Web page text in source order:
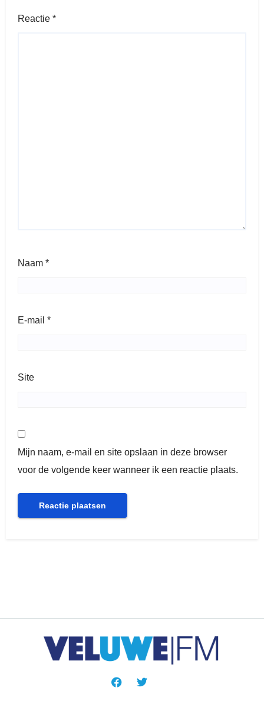
Reactie *
Naam *
E-mail *
Site
Mijn naam, e-mail en site opslaan in deze browser
voor de volgende keer wanneer ik een reactie plaats.